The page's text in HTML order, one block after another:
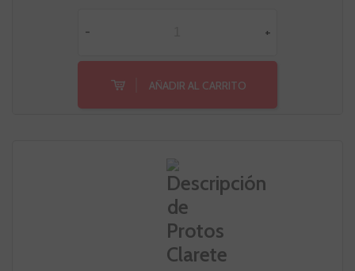
- +
AÑADIR AL CARRITO